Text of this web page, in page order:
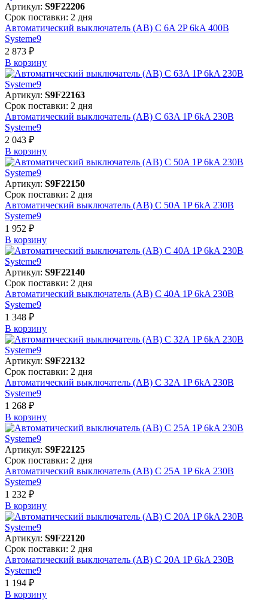
Артикул: S9F22206
Срок поставки: 2 дня
Автоматический выключатель (АВ) C 6A 2P 6kA 400В
Systeme9
2 873 ₽
В корзинy
Артикул: S9F22163
Срок поставки: 2 дня
Автоматический выключатель (АВ) C 63A 1P 6kA 230В
Systeme9
2 043 ₽
В корзинy
Артикул: S9F22150
Срок поставки: 2 дня
Автоматический выключатель (АВ) C 50A 1P 6kA 230В
Systeme9
1 952 ₽
В корзинy
Артикул: S9F22140
Срок поставки: 2 дня
Автоматический выключатель (АВ) C 40A 1P 6kA 230В
Systeme9
1 348 ₽
В корзинy
Артикул: S9F22132
Срок поставки: 2 дня
Автоматический выключатель (АВ) C 32A 1P 6kA 230В
Systeme9
1 268 ₽
В корзинy
Артикул: S9F22125
Срок поставки: 2 дня
Автоматический выключатель (АВ) C 25A 1P 6kA 230В
Systeme9
1 232 ₽
В корзинy
Артикул: S9F22120
Срок поставки: 2 дня
Автоматический выключатель (АВ) C 20A 1P 6kA 230В
Systeme9
1 194 ₽
В корзинy